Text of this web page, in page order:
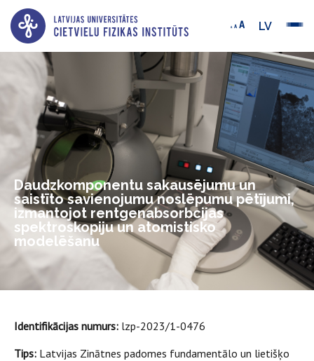
LV
Daudzkomponentu sakausējumu un
saistīto savienojumu noslēpumu pētījumi,
izmantojot rentgenabsorbcijas
spektroskopiju un atomistisko
modelēšanu
Identifikācijas numurs: lzp-2023/1-0476
Tips: Latvijas Zinātnes padomes fundamentālo un lietišķo